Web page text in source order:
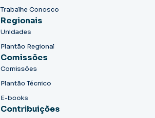
Trabalhe Conosco
Regionais
Unidades
Plantão Regional
Comissões
Comissões
Plantão Técnico
E-books
Contribuições